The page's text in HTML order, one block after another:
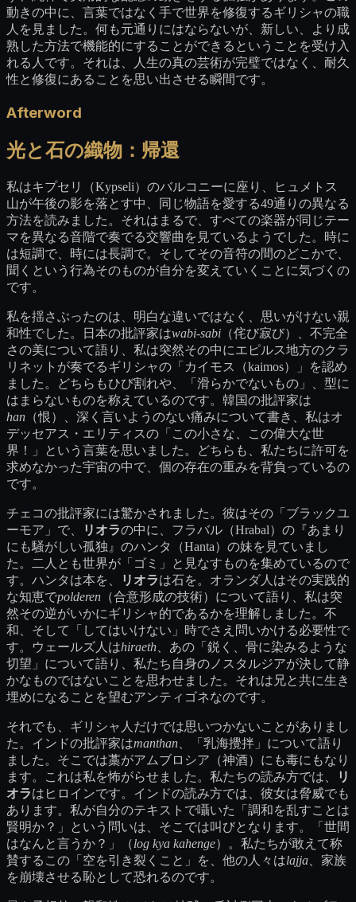
動きの中に、言葉ではなく手で世界を修復するギリシャの職
人を見ました。何も元通りにはならないが、新しい、より成
熟した方法で機能的にすることができるということを受け入
れる人です。それは、人生の真の芸術が完璧ではなく、耐久
性と修復にあることを思い出させる瞬間です。
Afterword
光と石の織物：帰還
私はキプセリ（Kypseli）のバルコニーに座り、ヒュメトス
山が午後の影を落とす中、同じ物語を愛する49通りの異なる
方法を読みました。それはまるで、すべての楽器が同じテー
マを異なる音階で奏でる交響曲を見ているようでした。時に
は短調で、時には長調で。そしてその音符の間のどこかで、
聞くという行為そのものが自分を変えていくことに気づくの
です。
私を揺さぶったのは、明白な違いではなく、思いがけない親
和性でした。日本の批評家はwabi-sabi （侘び寂び）、不完全
さの美について語り、私は突然その中にエピルス地方のクラ
リネットが奏でるギリシャの「カイモス（kaimos）」を認め
ました。どちらもひび割れや、「滑らかでないもの」、型に
はまらないものを称えているのです。韓国の批評家は
han （恨）、深く言いようのない痛みについて書き、私はオ
デッセアス・エリティスの「この小さな、この偉大な世
界！」という言葉を思いました。どちらも、私たちに許可を
求めなかった宇宙の中で、個の存在の重みを背負っているの
です。
チェコの批評家には驚かされました。彼はその「ブラックユ
ーモア」で、
リオラの中に、フラバル（Hrabal）の『あまり
にも騒がしい孤独』のハンタ（Hanta）の妹を見ていまし
た。二人とも世界が「ゴミ」と見なすものを集めているので
す。ハンタは本を、
リオラは石を。オランダ人はその実践的
な知恵でpolderen （合意形成の技術）について語り、私は突
然その逆がいかにギリシャ的であるかを理解しました。不
和、そして「してはいけない」時でさえ問いかける必要性で
す。ウェールズ人はhiraeth 、あの「鋭く、骨に染みるような
切望」について語り、私たち自身のノスタルジアが決して静
かなものではないことを思わせました。それは兄と共に生き
埋めになることを望むアンティゴネなのです。
それでも、ギリシャ人だけでは思いつかないことがありまし
た。インドの批評家はmanthan 、「乳海攪拌」について語り
ました。そこでは藁がアムブロシア（神酒）にも毒にもなり
ます。これは私を怖がらせました。私たちの読み方では、
リ
オラはヒロインです。インドの読み方では、彼女は脅威でも
あります。私が自分のテキストで囁いた「調和を乱すことは
賢明か？」という問いは、そこでは叫びとなります。「世間
はなんと言うか？」（log kya kahenge）。私たちが敢えて称
賛するこの「空を引き裂くこと」を、他の人々はlajja 、家族
を崩壊させる恥として恐れるのです。